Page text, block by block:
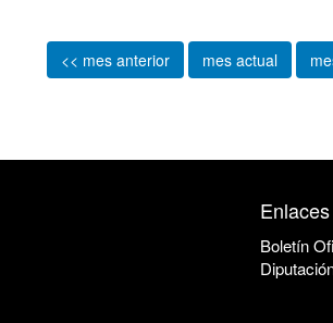
<< mes anterior mes actual
Boletín